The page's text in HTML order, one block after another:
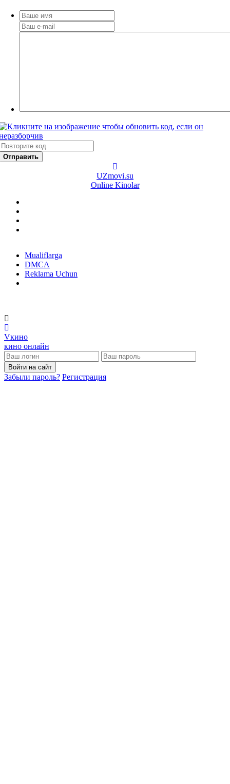
Отправить
UZmovi.su
Online Kinolar
Mualiflarga
DMCA
Reklama Uchun
Vкино
кино онлайн
Войти на сайт
Забыли пароль? Регистрация